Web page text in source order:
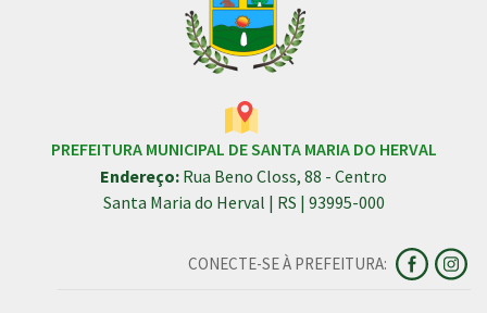
PREFEITURA MUNICIPAL DE SANTA MARIA DO HERVAL
Endereço: Rua Beno Closs, 88 - Centro
Santa Maria do Herval | RS | 93995-000
CONECTE-SE À PREFEITURA: